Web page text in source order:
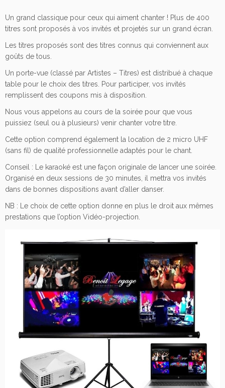
Un grand classique pour ceux qui aiment chanter ! Plus de 400
titres sont proposés à vos invités et projetés sur un grand écran.
Les titres proposés sont des titres connus qui conviennent aux
goûts de tous.
Un porte-vue (classé par Artistes – Titres) est distribué à chaque
table pour le choix des titres. Pour participer, vos invités
remplissent des coupons mis à disposition.
Nous vous appelons au cours de la soirée pour que vous
puissiez (seul ou à plusieurs) venir chanter votre titre.
Cette option comprend également la location de 2 micro UHF
(sans fil) de qualité professionnelle adaptés pour le chant.
Conseil : Le karaoké est une façon originale de lancer une soirée.
Organisé en deux sessions de 30 minutes, il mettra vos invités
dans de bonnes dispositions avant d’aller danser.
NB : Le choix de cette option donne en plus le droit aux mêmes
prestations que l’option Vidéo-projection.